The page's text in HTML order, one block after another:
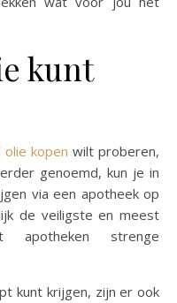
kunt
olie kopen wilt proberen,
genoemd, kun je in
via een apotheek op
de veiligste en meest
apotheken strenge
kunt krijgen, zijn er ook